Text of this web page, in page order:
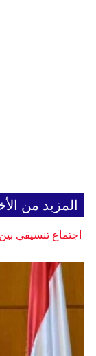
المزيد من
اجتماع تنسيقي بين